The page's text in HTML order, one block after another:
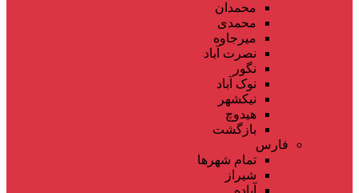
محمدان
محمدی
میرجاوه
نصرت آباد
نگور
نوک آباد
نیکشهر
هیدوچ
بازگشت
فارس
تمام شهر‌ها
شیراز
آباده